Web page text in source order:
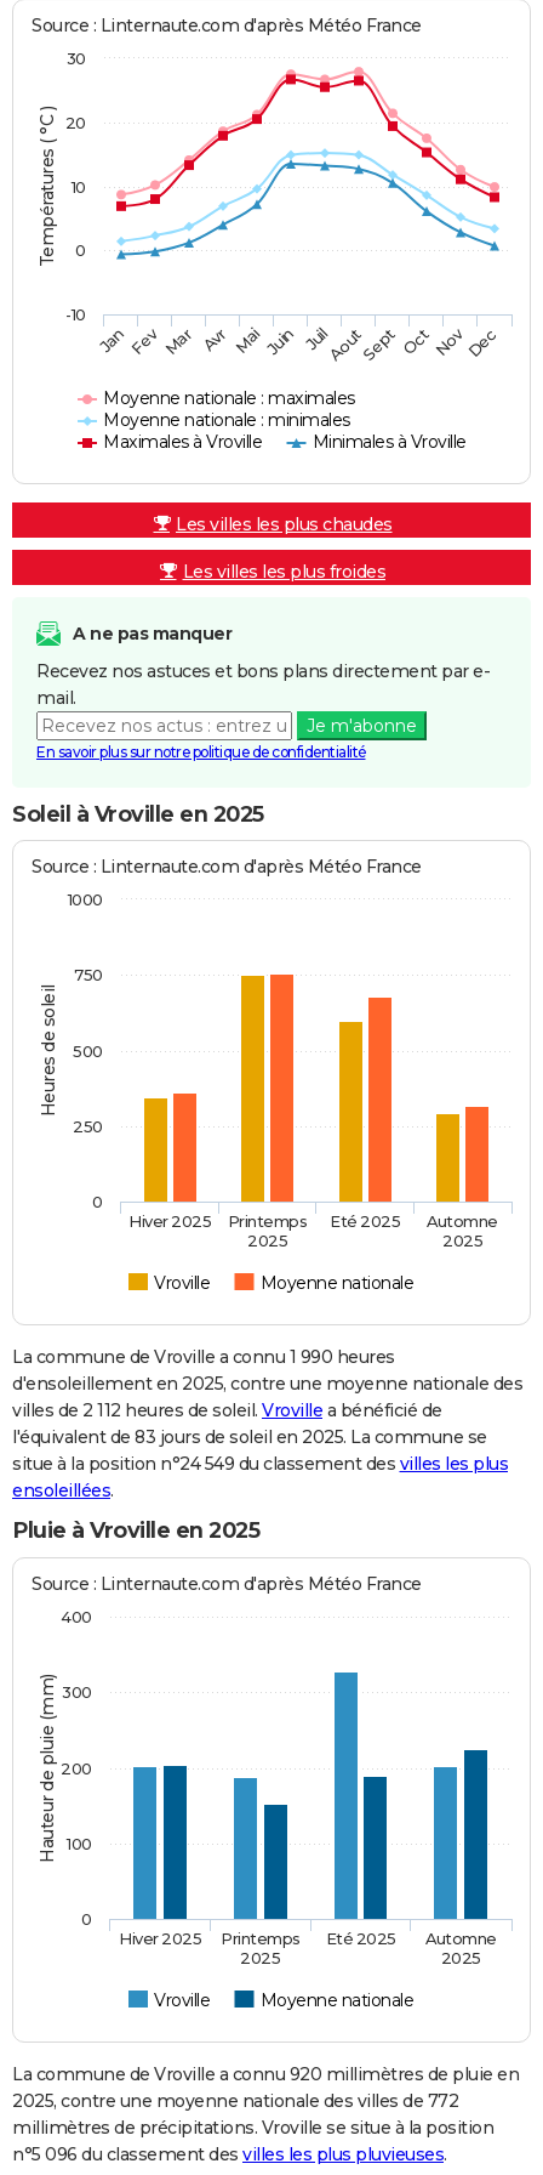
Températures ( °C )
Source : Linternaute.com d'après Météo France
Moyenne nationale : maximales
Moyenne nationale : minimales
Maximales à Vroville
Minimales à Vroville
JanFev Mar Avr MaiJuin JuilAoutSept OctNovDec
-10
0
10
20
30
Les villes les plus chaudes
Les villes les plus froides
A ne pas manquer
Recevez nos astuces et bons plans directement par e-
mail.
Je m'abonne
En savoir plus sur notre politique de confidentialité
Soleil à Vroville en 2025
Heures de soleil
Source : Linternaute.com d'après Météo France
Vroville Moyenne nationale
Hiver 2025
Printemps
2025
Eté 2025
Automne
2025
0
250
500
750
1000
La commune de Vroville a connu 1 990 heures
d'ensoleillement en 2025, contre une moyenne nationale des
villes de 2 112 heures de soleil. Vroville a bénéficié de
l'équivalent de 83 jours de soleil en 2025. La commune se
situe à la position n°24 549 du classement des villes les plus
ensoleillées.
Pluie à Vroville en 2025
Hauteur de pluie (mm)
Source : Linternaute.com d'après Météo France
Vroville Moyenne nationale
Hiver 2025
Printemps
2025
Eté 2025
Automne
2025
0
100
200
300
400
La commune de Vroville a connu 920 millimètres de pluie en
2025, contre une moyenne nationale des villes de 772
millimètres de précipitations. Vroville se situe à la position
n°5 096 du classement des villes les plus pluvieuses.